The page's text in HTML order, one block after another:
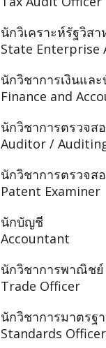
นักวิเคราะห์รัฐวิสา
State Enterprise
นักวิชาการเงินแล
Finance and
นักวิชาการตรวจส
Auditor /
นักวิชาการตรวจส
Patent Examiner
นักบัญชี
Accountant
นักวิชาการพาณิชย์
Trade Officer
นักวิชาการมาตรฐ
Standards Officer